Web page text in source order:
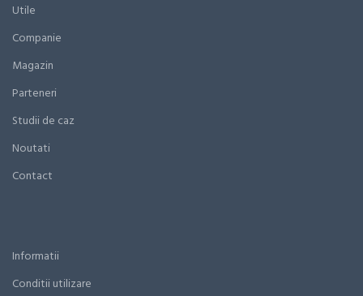
Utile
Companie
Magazin
Parteneri
Studii de caz
Noutati
Contact
Informatii
Conditii utilizare